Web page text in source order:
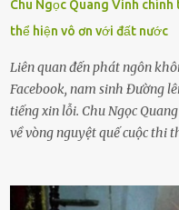
có biết gì đâu Nhiều người
lầm, thì họ cũng không trách
không dạy con cẩn...
Chu Ngọc Quang Vinh
thể hiện vô ơn với đất nước
Liên quan đến phát ngôn
Facebook, nam sinh Đường
tiếng xin lỗi. Chu Ngọc
về vòng nguyệt quế cuộc thi
chưa phù hợp, gây xôn xao,